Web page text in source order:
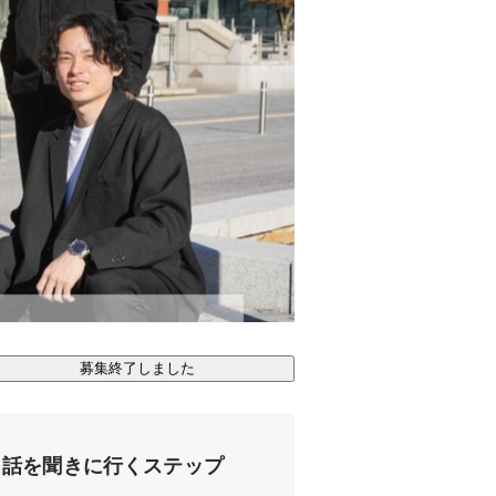
募集終了しました
話を聞きに行くステップ